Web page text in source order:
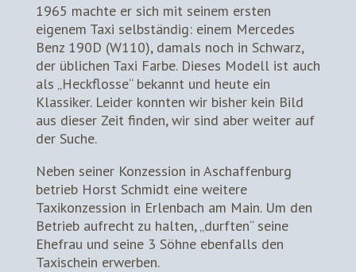
1965 machte er sich mit seinem ersten
eigenem Taxi selbständig: einem Mercedes
Benz 190D (W110), damals noch in Schwarz,
der üblichen Taxi Farbe. Dieses Modell ist auch
als „Heckflosse“ bekannt und heute ein
Klassiker. Leider konnten wir bisher kein Bild
aus dieser Zeit finden, wir sind aber weiter auf
der Suche.
Neben seiner Konzession in Aschaffenburg
betrieb Horst Schmidt eine weitere
Taxikonzession in Erlenbach am Main. Um den
Betrieb aufrecht zu halten, „durften“ seine
Ehefrau und seine 3 Söhne ebenfalls den
Taxischein erwerben.